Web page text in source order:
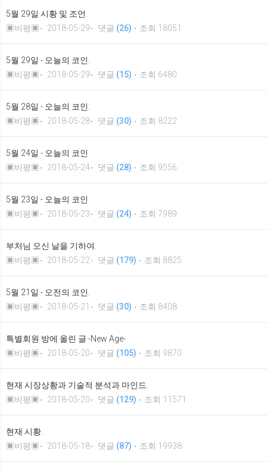
5월 29일 시황 및 조언.
▣비평▣
2018-05-29 댓글 (26) 조회 18051
5월 29일 - 오늘의 코인.
▣비평▣
2018-05-29 댓글 (15) 조회 6480
5월 28일 - 오늘의 코인.
▣비평▣
2018-05-28 댓글 (30) 조회 8222
5월 24일 - 오늘의 코인
▣비평▣
2018-05-24 댓글 (28) 조회 9556
5월 23일 - 오늘의 코인
▣비평▣
2018-05-23 댓글 (24) 조회 7989
부처님 오신 날을 기하여.
▣비평▣
2018-05-22 댓글 (179) 조회 8825
5월 21일 - 오전의 코인.
▣비평▣
2018-05-21 댓글 (30) 조회 8408
특별회원 방에 올린 글 -New Age-
▣비평▣
2018-05-20 댓글 (105) 조회 9870
현재 시장상황과 기술적 분석과 마인드.
▣비평▣
2018-05-20 댓글 (129) 조회 11571
현재 시황.
▣비평▣
2018-05-18 댓글 (87) 조회 19938